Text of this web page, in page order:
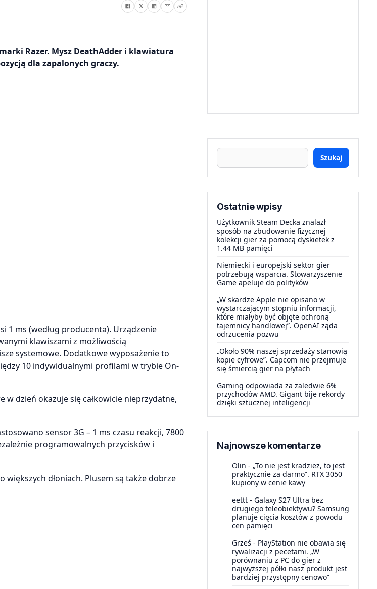
Razer. Mysz DeathAdder i klawiatura
dla zapalonych graczy.
1 ms (według producenta). Urządzenie
klawiszami z możliwością
systemowe. Dodatkowe wyposażenie to
10 indywidualnymi profilami w trybie On-
dzień okazuje się całkowicie nieprzydatne,
sensor 3G – 1 ms czasu reakcji, 7800
programowalnych przycisków i
dłoniach. Plusem są także dobrze
Szukaj
Ostatnie wpisy
Użytkownik Steam Decka znalazł
sposób na zbudowanie fizycznej
kolekcji gier za pomocą dyskietek z
1.44 MB pamięci
Niemiecki i europejski sektor gier
potrzebują wsparcia. Stowarzyszenie
Game apeluje do polityków
„W skardze Apple nie opisano w
wystarczającym stopniu informacji,
które miałyby być objęte ochroną
tajemnicy handlowej”. OpenAI żąda
odrzucenia pozwu
„Około 90% naszej sprzedaży stanowią
kopie cyfrowe”. Capcom nie przejmuje
się śmiercią gier na płytach
Gaming odpowiada za zaledwie 6%
przychodów AMD. Gigant bije rekordy
dzięki sztucznej inteligencji
Najnowsze komentarze
Olin - „To nie jest kradzież, to jest
praktycznie za darmo”. RTX 3050
kupiony w cenie kawy
eettt - Galaxy S27 Ultra bez
drugiego teleobiektywu? Samsung
planuje cięcia kosztów z powodu
cen pamięci
Grześ - PlayStation nie obawia się
rywalizacji z pecetami. „W
porównaniu z PC do gier z
najwyższej półki nasz produkt jest
bardziej przystępny cenowo”